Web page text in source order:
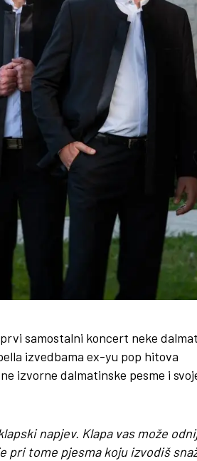
samostalni koncert neke
izvedbama ex-yu pop hitova
izvorne dalmatinske pesme i
napjev. Klapa vas može
pri tome pjesma koju izvodiš